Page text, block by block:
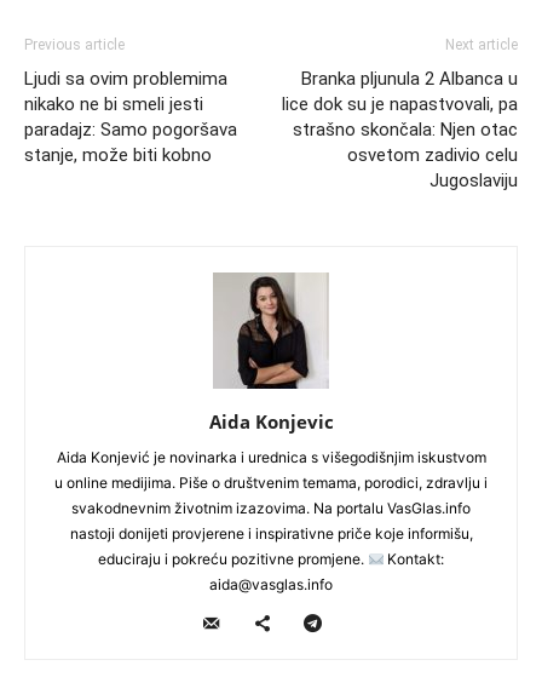
Previous article
Ljudi sa ovim problemima
nikako ne bi smeli jesti
paradajz: Samo pogoršava
stanje, može biti kobno
Next article
Branka pljunula 2 Albanca u
lice dok su je napastvovali, pa
strašno skončala: Njen otac
osvetom zadivio celu
Jugoslaviju
Aida Konjevic
Aida Konjević je novinarka i urednica s višegodišnjim iskustvom
u online medijima. Piše o društvenim temama, porodici, zdravlju i
svakodnevnim životnim izazovima. Na portalu VasGlas.info
nastoji donijeti provjerene i inspirativne priče koje informišu,
educiraju i pokreću pozitivne promjene.
Kontakt:
aida@vasglas.info